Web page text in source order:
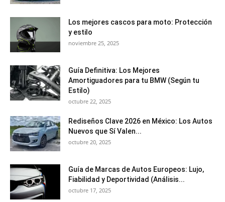
Los mejores cascos para moto: Protección
y estilo
noviembre 25, 2025
Guía Definitiva: Los Mejores
Amortiguadores para tu BMW (Según tu
Estilo)
octubre 22, 2025
Rediseños Clave 2026 en México: Los Autos
Nuevos que Sí Valen...
octubre 20, 2025
Guía de Marcas de Autos Europeos: Lujo,
Fiabilidad y Deportividad (Análisis...
octubre 17, 2025